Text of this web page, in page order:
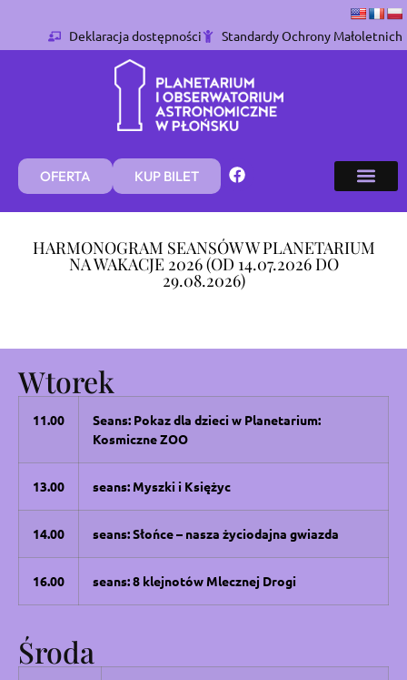
Deklaracja dostępności Standardy Ochrony Małoletnich
OFERTA KUP BILET
HARMONOGRAM SEANSÓW W PLANETARIUM
NA WAKACJE 2026 (OD 14.07.2026 DO
29.08.2026)
Wtorek
11.00
Seans: Pokaz dla dzieci w Planetarium:
Kosmiczne ZOO
13.00 seans: Myszki i Księżyc
14.00 seans: Słońce – nasza życiodajna gwiazda
16.00 seans: 8 klejnotów Mlecznej Drogi
Środa